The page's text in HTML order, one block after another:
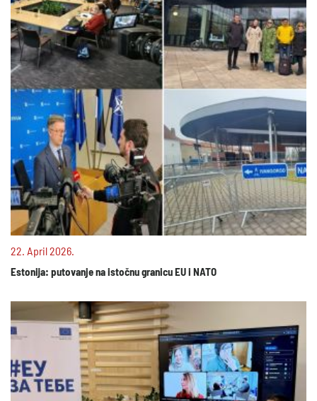
22. April 2026.
Estonija: putovanje na istočnu granicu EU i NATO